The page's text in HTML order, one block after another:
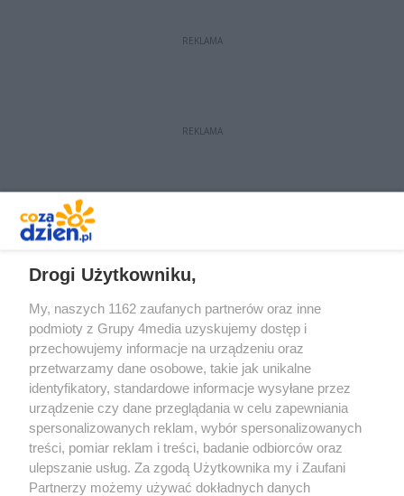
REKLAMA
REKLAMA
Redakcja Reklama Prywatność
Praca Łódź
the:protocol
Drogi Użytkowniku,
My, naszych 1162 zaufanych partnerów oraz inne
podmioty z Grupy 4media uzyskujemy dostęp i
przechowujemy informacje na urządzeniu oraz
przetwarzamy dane osobowe, takie jak unikalne
identyfikatory, standardowe informacje wysyłane przez
urządzenie czy dane przeglądania w celu zapewniania
spersonalizowanych reklam, wybór spersonalizowanych
treści, pomiar reklam i treści, badanie odbiorców oraz
ulepszanie usług. Za zgodą Użytkownika my i Zaufani
Partnerzy możemy używać dokładnych danych